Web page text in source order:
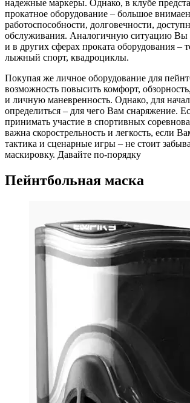
надежные маркеры. Однако, в клубе
прокатное оборудование – большое
работоспособности, долговечности,
обслуживания. Аналогичную ситуацию Вы
и в других сферах проката оборудования –
лыжный спорт, квадроциклы.
Покупая же личное оборудование для
возможность повысить комфорт,
и личную маневренность. Однако, для
определиться – для чего Вам снаряжение.
принимать участие в спортивных
важна скорострельность и легкость, если
тактика и сценарные игры – не стоит
маскировку. Давайте по-порядку
Пейнтбольная маска